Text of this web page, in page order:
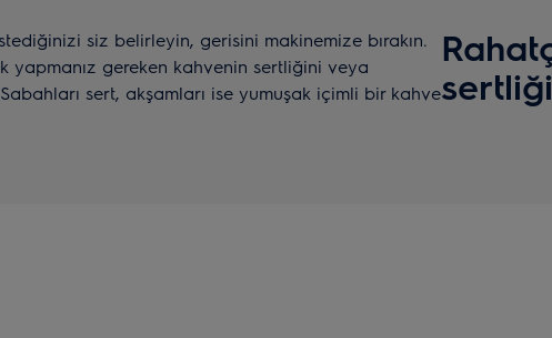
sertliği
siz belirleyin, gerisini makinemize bırakın.
yapmanız gereken kahvenin sertliğini veya
sert, akşamları ise yumuşak içimli bir kahve